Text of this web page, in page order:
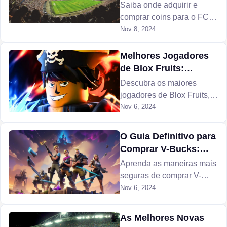
2024
Saiba onde adquirir e
comprar coins para o FC
25. Mostraremos os sites
rápida e por um preço justo
que cabe no seu bolso.
Nov 8, 2024
Melhores Jogadores
de Blox Fruits:
Estratégias e Vitórias
Descubra os maiores
jogadores de Blox Fruits,
suas estratégias
de combate PvP e como se
tornar uma lenda neste
jogo competitivo do
Roblox.
Nov 6, 2024
O Guia Definitivo para
Comprar V-Bucks:
Dicas para Donos de
Contas Fortnite
Aprenda as maneiras mais
seguras de comprar V-
Bucks, evitar golpes e
Nov 6, 2024
As Mеlhorеs Novas